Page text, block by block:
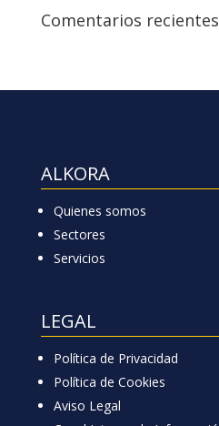
Comentarios recientes
ALKORA
Quienes somos
Sectores
Servicios
LEGAL
Política de Privacidad
Política de Cookies
Aviso Legal